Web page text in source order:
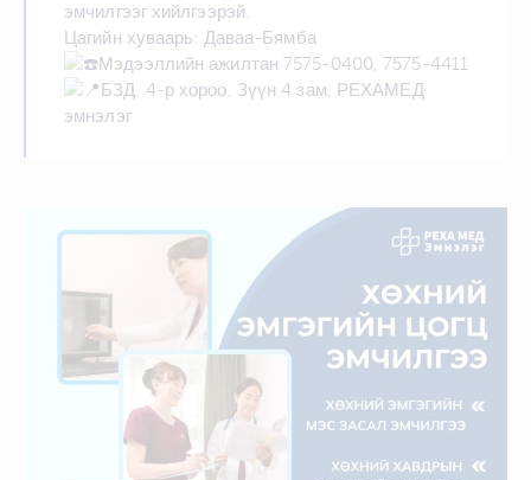
эмчилгээг хийлгээрэй.
Цагийн хуваарь: Даваа-Бямба
Мэдээллийн ажилтан 7575-0400, 7575-4411
БЗД. 4-р хороо, Зүүн 4 зам, РЕХАМЕД
эмнэлэг